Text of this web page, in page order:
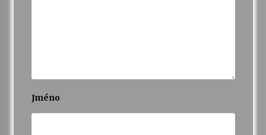
Jméno